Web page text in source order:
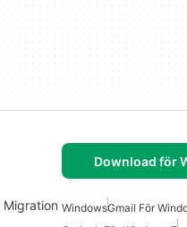
Download för
Migration WindowsGmail För